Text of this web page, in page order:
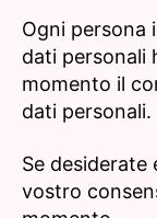
Ogni persona
dati personali
momento il
dati personali.
Se
vostro